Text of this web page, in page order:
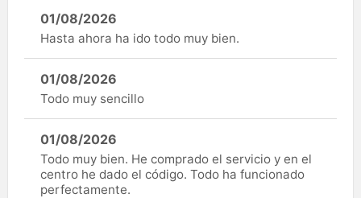
01/08/2026
Hasta ahora ha ido todo muy bien.
01/08/2026
Todo muy sencillo
01/08/2026
Todo muy bien. He comprado el servicio y en el
centro he dado el código. Todo ha funcionado
perfectamente.